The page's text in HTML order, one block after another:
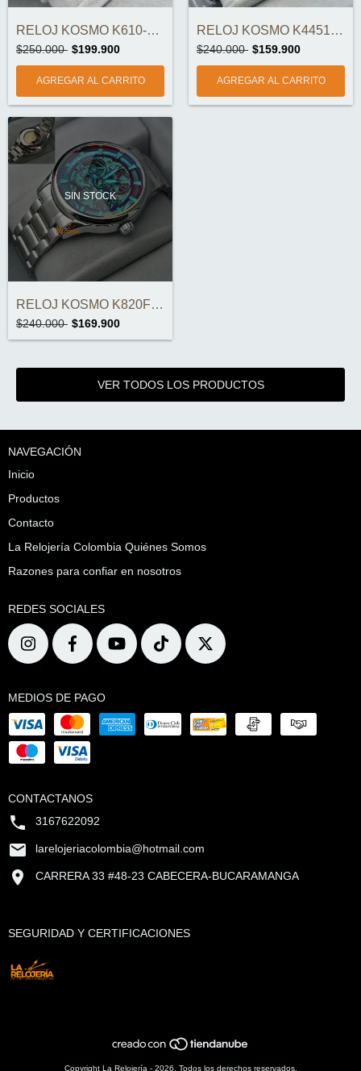
RELOJ KOSMO K610-2 POLYCARBONATE ORIGINA...
$250.000 $199.900
RELOJ KOSMO K4451 CRONÓGRAFOS ORIGINAL
$240.000 $159.900
SIN STOCK
RELOJ KOSMO K820F AUTOMÁTICO ORIGINAL
$240.000 $169.900
VER TODOS LOS PRODUCTOS
NAVEGACIÓN
Inicio
Productos
Contacto
La Relojería Colombia Quiénes Somos
Razones para confiar en nosotros
REDES SOCIALES
MEDIOS DE PAGO
CONTACTANOS
3167622092
larelojeriacolombia@hotmail.com
CARRERA 33 #48-23 CABECERA-BUCARAMANGA
SEGURIDAD Y CERTIFICACIONES
Copyright La Relojería - 2026. Todos los derechos reservados.